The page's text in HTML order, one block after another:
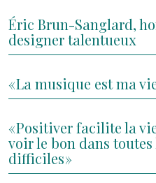
Éric Brun-Sanglard,
designer talentueux
« La musique est ma
« Positiver facilite la
voir le bon dans
difficiles »